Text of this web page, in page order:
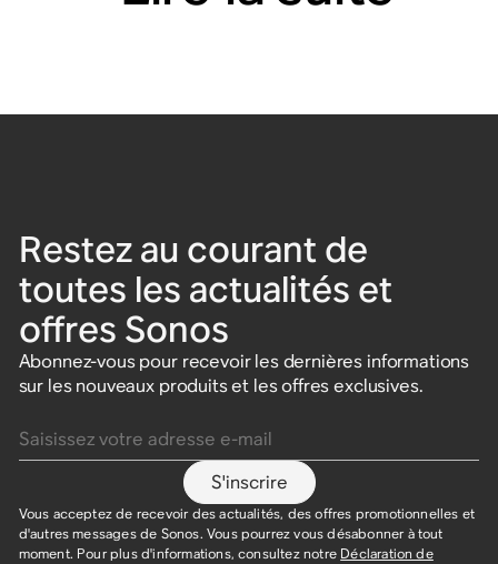
Restez au courant de
toutes les actualités et
offres Sonos
Abonnez-vous pour recevoir les dernières informations
sur les nouveaux produits et les offres exclusives.
S'inscrire
Vous acceptez de recevoir des actualités, des offres promotionnelles et
d'autres messages de Sonos. Vous pourrez vous désabonner à tout
moment. Pour plus d'informations, consultez notre Déclaration de